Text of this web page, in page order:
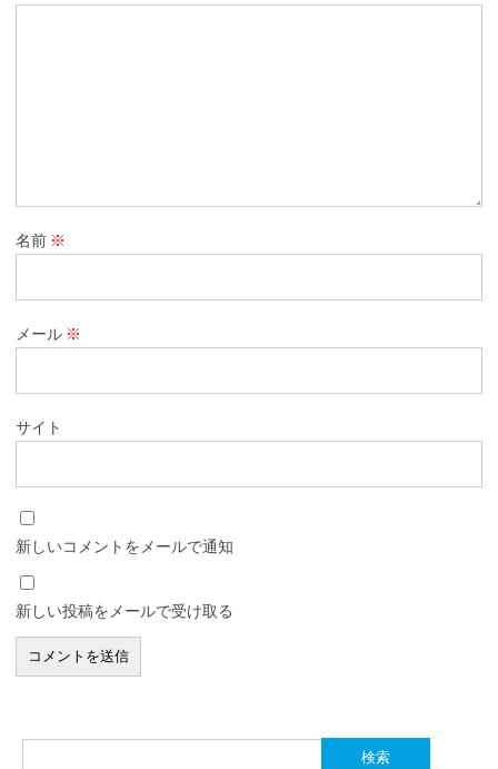
名前 ※
メール ※
サイト
新しいコメントをメールで通知
新しい投稿をメールで受け取る